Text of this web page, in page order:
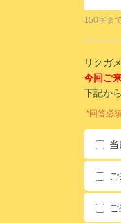
150字ま
リクガ
今回ご
下記か
*回答必